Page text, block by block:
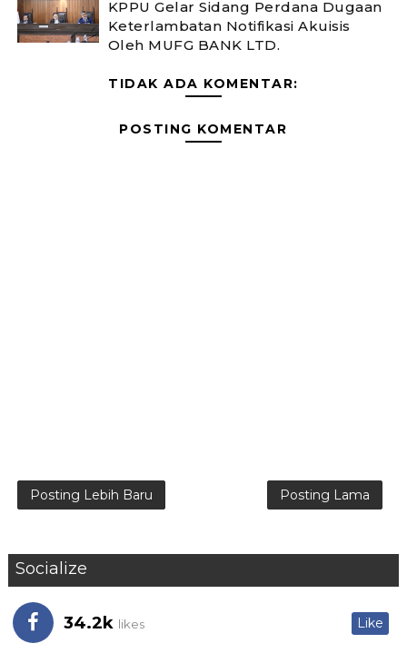
KPPU Gelar Sidang Perdana Dugaan
Keterlambatan Notifikasi Akuisis
Oleh MUFG BANK LTD.
TIDAK ADA KOMENTAR:
POSTING KOMENTAR
Posting Lebih Baru Posting Lama
Socialize
34.2k likes Like